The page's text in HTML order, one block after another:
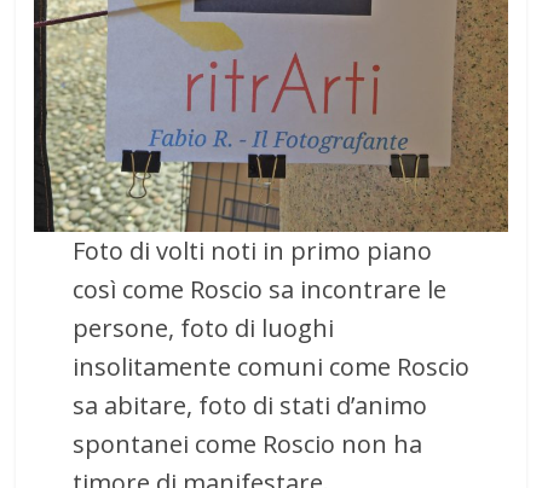
Foto di volti noti in primo piano
così come Roscio sa incontrare le
persone, foto di luoghi
insolitamente comuni come Roscio
sa abitare, foto di stati d’animo
spontanei come Roscio non ha